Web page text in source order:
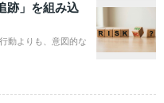
跡」を組み込
動よりも、意図的な